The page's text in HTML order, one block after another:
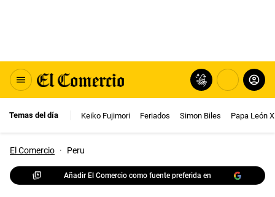
Temas del día Keiko Fujimori Feriados Simon Biles Papa León
El Comercio · Peru
Añadir El Comercio como fuente preferida en